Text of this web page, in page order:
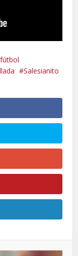
fútbol
Salesianito